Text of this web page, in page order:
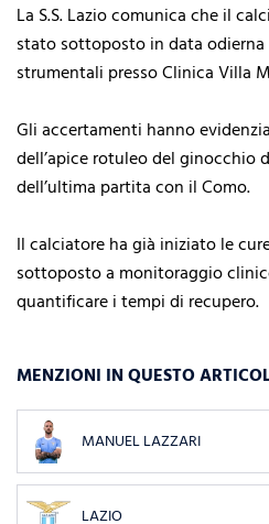
La S.S. Lazio comunica che il
stato sottoposto in data
strumentali presso Clinica Villa
Gli accertamenti hanno
dell’apice rotuleo del ginocchio
dell’ultima partita con il Como.
Il calciatore ha già iniziato le
sottoposto a monitoraggio
quantificare i tempi di recupero.
MENZIONI IN QUESTO
MANUEL LAZZARI
LAZIO